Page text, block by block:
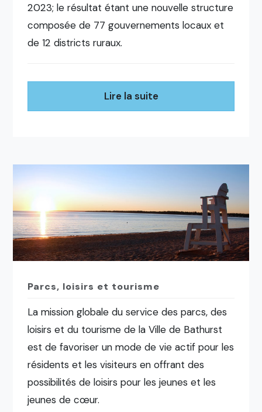
2023; le résultat étant une nouvelle structure
composée de 77 gouvernements locaux et
de 12 districts ruraux.
Lire la suite
Parcs, loisirs et tourisme
La mission globale du service des parcs, des
loisirs et du tourisme de la Ville de Bathurst
est de favoriser un mode de vie actif pour les
résidents et les visiteurs en offrant des
possibilités de loisirs pour les jeunes et les
jeunes de cœur.